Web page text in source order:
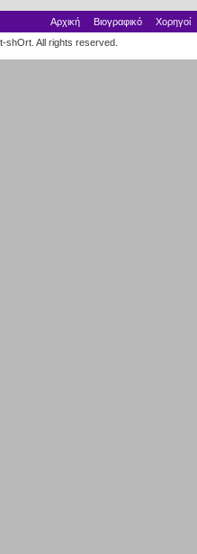
Αρχική Βιογραφικό
Χορηγοί
All rights reserved.